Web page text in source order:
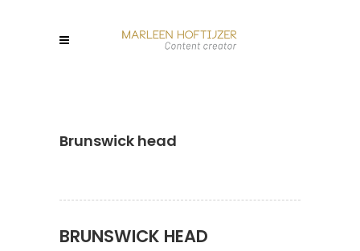
Brunswick head
BRUNSWICK HEAD